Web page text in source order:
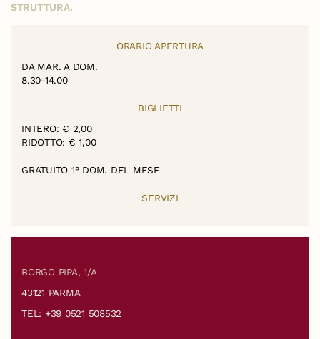
STRUTTURA.
ORARIO APERTURA
DA MAR. A DOM.
8.30-14.00
BIGLIETTI
INTERO: € 2,00
RIDOTTO: € 1,00
GRATUITO 1° DOM. DEL MESE
SERVIZI
BORGO PIPA, 1/A
43121 PARMA
TEL: +39 0521 508532